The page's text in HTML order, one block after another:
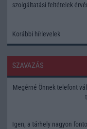
szolgáltatási feltételek
Korábbi hírlevelek
SZAVAZÁS
Megérné Önnek telefont
Igen, a tárhely nagyon